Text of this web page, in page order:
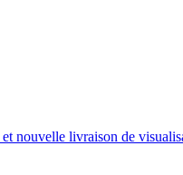
et nouvelle livraison de